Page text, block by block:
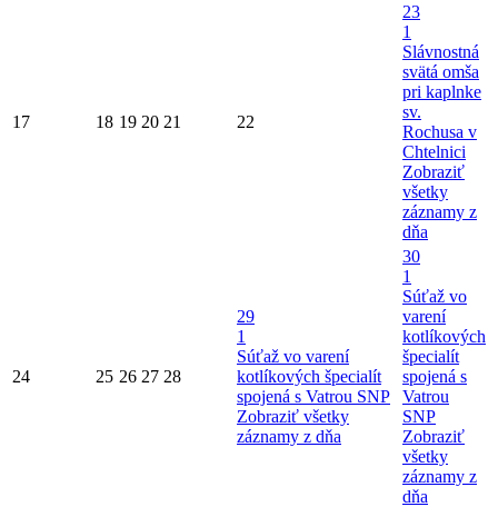
17 18 19 20 21 22
23
1
Slávnostná
svätá omša
pri kaplnke
sv.
Rochusa v
Chtelnici
Zobraziť
všetky
záznamy z
dňa
24 25 26 27 28
29
1
Súťaž vo varení
kotlíkových špecialít
spojená s Vatrou SNP
Zobraziť všetky
záznamy z dňa
30
1
Súťaž vo
varení
kotlíkových
špecialít
spojená s
Vatrou
SNP
Zobraziť
všetky
záznamy z
dňa